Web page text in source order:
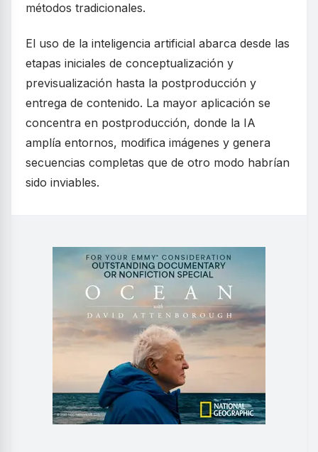
métodos tradicionales.
El uso de la inteligencia artificial abarca desde las
etapas iniciales de conceptualización y
previsualización hasta la postproducción y
entrega de contenido. La mayor aplicación se
concentra en postproducción, donde la IA
amplía entornos, modifica imágenes y genera
secuencias completas que de otro modo habrían
sido inviables.